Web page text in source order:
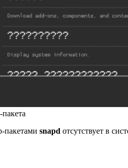
пакетами snapd отсутствует в